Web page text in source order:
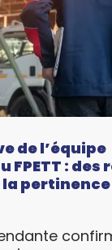
de l’équipe
FPETT : des
pertinence